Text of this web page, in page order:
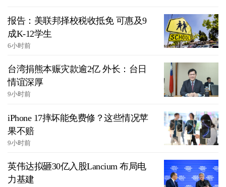
报告：美联邦择校税收抵免 可惠及9
成K-12学生
6小时前
台湾捐熊本赈灾款逾2亿 外长：台日
情谊深厚
9小时前
iPhone 17摔坏能免费修？这些情况苹
果不赔
9小时前
英伟达拟砸30亿入股Lancium 布局电
力基建